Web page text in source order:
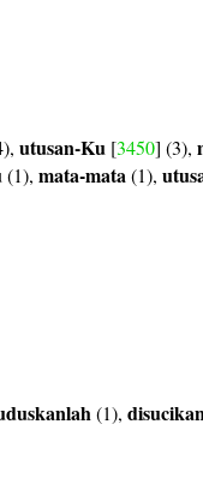
utusan-Ku [3450] (3),
(1), mata-mata(1),
(1),